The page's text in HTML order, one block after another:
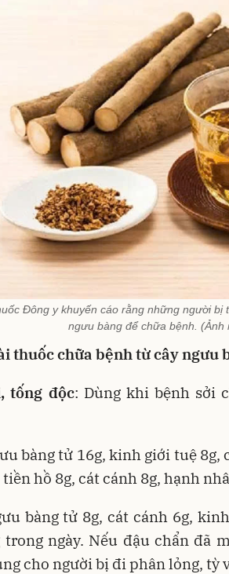
Đông y khuyến cáo rằng những người bị
ngưu bàng để chữa bệnh. (Ảnh
thuốc chữa bệnh từ cây ngưu
tống độc: Dùng khi bệnh sởi
bàng tử 16g, kinh giới tuệ 8g,
hồ 8g, cát cánh 8g, hạnh
bàng tử 8g, cát cánh 6g,
trong ngày. Nếu đậu chẩn đã
cho người bị đi phân lỏng, tỳ